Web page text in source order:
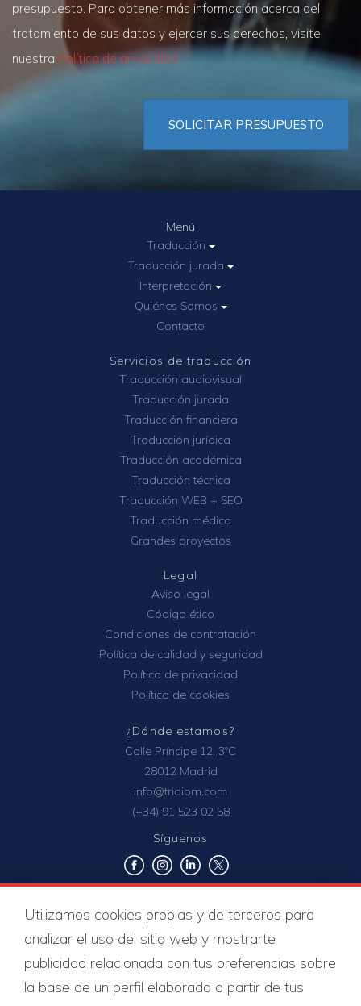
presupuesto. Para obtener más información acerca del
tratamiento de sus datos y ejercer sus derechos, visite
nuestra Política de privacidad
SOLICITAR PRESUPUESTO
Menú
Traducción
Traducción jurada
Interpretación
Quiénes Somos
Contacto
Servicios de traducción
Traducción audiovisual
Traducción jurada
Traducción financiera
Traducción jurídica
Traducción académica
Traducción técnica
Traducción WEB + SEO
Traducción médica
Grandes proyectos
Legal
Aviso legal
Código ético
Condiciones de contratación
Política de calidad y seguridad
Política de privacidad
Política de cookies
¿Dónde estamos?
Calle Príncipe 12, 3ºC
28012 Madrid
info@tridiom.com
(+34) 91 523 02 58
Síguenos
Certificados de calidad
Utilizamos cookies propias y de terceros para
analizar el uso del sitio web y mostrarte
publicidad relacionada con tus preferencias sobre
la base de un perfil elaborado a partir de tus